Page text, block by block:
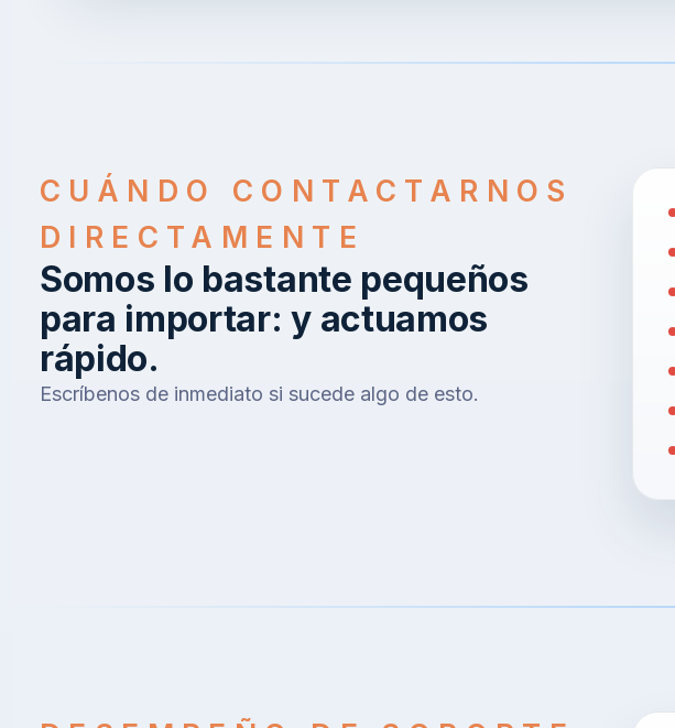
CUÁNDO CONTACTARNOS
DIRECTAMENTE
Somos lo bastante pequeños
para importar: y actuamos
rápido.
Escríbenos de inmediato si sucede algo de esto.